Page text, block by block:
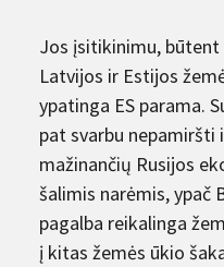
Jos įsitikinimu,
Latvijos ir Estijos
ypatinga ES parama.
pat svarbu
mažinančių Rusijos
šalimis narėmis, ypač
pagalba reikalinga
į kitas žemės ūkio